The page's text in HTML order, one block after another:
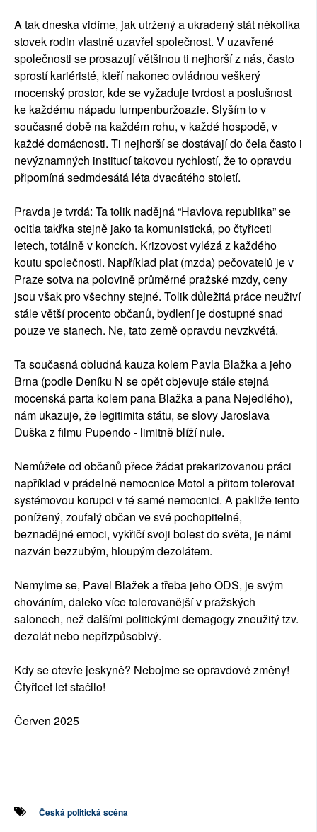
A tak dneska vidíme, jak utržený a ukradený stát několika
stovek rodin vlastně uzavřel společnost. V uzavřené
společnosti se prosazují většinou ti nejhorší z nás, často
sprostí kariéristé, kteří nakonec ovládnou veškerý
mocenský prostor, kde se vyžaduje tvrdost a poslušnost
ke každému nápadu lumpenburžoazie. Slyším to v
současné době na každém rohu, v každé hospodě, v
každé domácnosti. Ti nejhorší se dostávají do čela často i
nevýznamných institucí takovou rychlostí, že to opravdu
připomíná sedmdesátá léta dvacátého století.
Pravda je tvrdá: Ta tolik nadějná “Havlova republika” se
ocitla takřka stejně jako ta komunistická, po čtyřiceti
letech, totálně v koncích. Krizovost vylézá z každého
koutu společnosti. Například plat (mzda) pečovatelů je v
Praze sotva na polovině průměrné pražské mzdy, ceny
jsou však pro všechny stejné. Tolik důležitá práce neuživí
stále větší procento občanů, bydlení je dostupné snad
pouze ve stanech. Ne, tato země opravdu nevzkvétá.
Ta současná obludná kauza kolem Pavla Blažka a jeho
Brna (podle Deníku N se opět objevuje stále stejná
mocenská parta kolem pana Blažka a pana Nejedlého),
nám ukazuje, že legitimita státu, se slovy Jaroslava
Duška z filmu Pupendo - limitně blíží nule.
Nemůžete od občanů přece žádat prekarizovanou práci
například v prádelně nemocnice Motol a přitom tolerovat
systémovou korupci v té samé nemocnici. A pakliže tento
ponížený, zoufalý občan ve své pochopitelné,
beznadějné emoci, vykřičí svoji bolest do světa, je námi
nazván bezzubým, hloupým dezolátem.
Nemylme se, Pavel Blažek a třeba jeho ODS, je svým
chováním, daleko více tolerovanější v pražských
salonech, než dalšími politickými demagogy zneužitý tzv.
dezolát nebo nepřizpůsobivý.
Kdy se otevře jeskyně? Nebojme se opravdové změny!
Čtyřicet let stačilo!
Červen 2025
Česká politická scéna